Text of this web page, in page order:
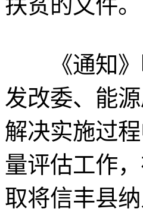
扶贫的文件。
《通知》
发改委、能
解决实施过
量评估工作
取将信丰县